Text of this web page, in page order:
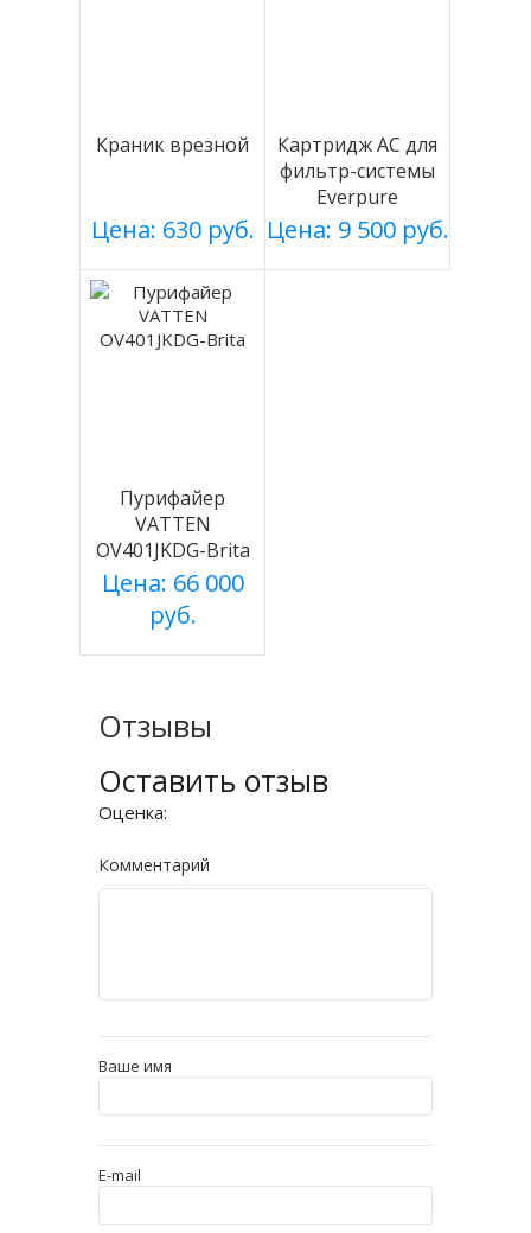
Краник врезной
Цена: 630 руб.
Картридж АС для
фильтр-системы
Everpure
Цена: 9 500 руб.
Пурифайер
VATTEN
OV401JKDG-Brita
Цена: 66 000
руб.
Отзывы
Оставить отзыв
Оценка:
Комментарий
Ваше имя
E-mail